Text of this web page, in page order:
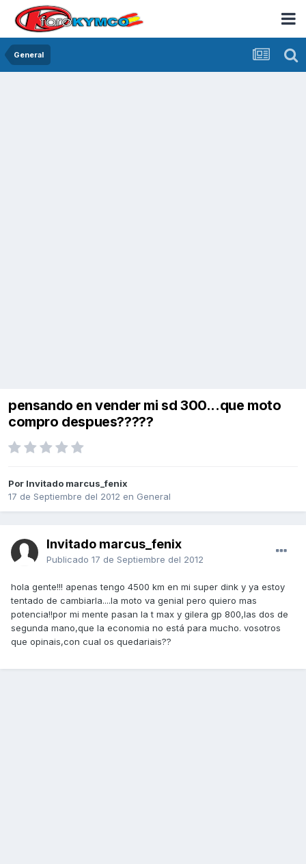
General
pensando en vender mi sd 300...que moto
compro despues?????
Por Invitado marcus_fenix
17 de Septiembre del 2012 en General
Invitado marcus_fenix
Publicado 17 de Septiembre del 2012
hola gente!!! apenas tengo 4500 km en mi super dink y ya estoy
tentado de cambiarla....la moto va genial pero quiero mas
potencia!!por mi mente pasan la t max y gilera gp 800,las dos de
segunda mano,que la economia no está para mucho. vosotros
que opinais,con cual os quedariais??